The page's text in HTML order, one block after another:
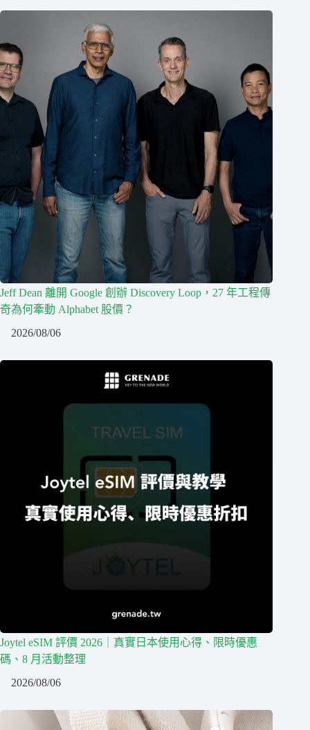
Jeff Dean 離開 Google 創辦 Discovery Loop，27 年工程傳
奇為何牽動 Alphabet 股價？
2026/08/06
Joytel eSIM 評價 2026｜真實日本使用心得、限時優惠
碼、8 月活動整理
2026/08/06